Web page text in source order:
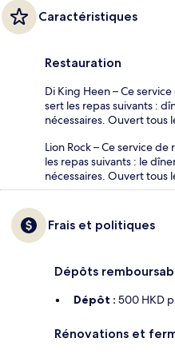
Caractéristiques
Restauration
Di King Heen – Ce
sert les repas suivants :
nécessaires. Ouvert tous
Lion Rock – Ce service
les repas suivants : le
nécessaires. Ouvert tous
Frais et politiques
Dépôts
Dépôt : 500 HKD
Rénovations et